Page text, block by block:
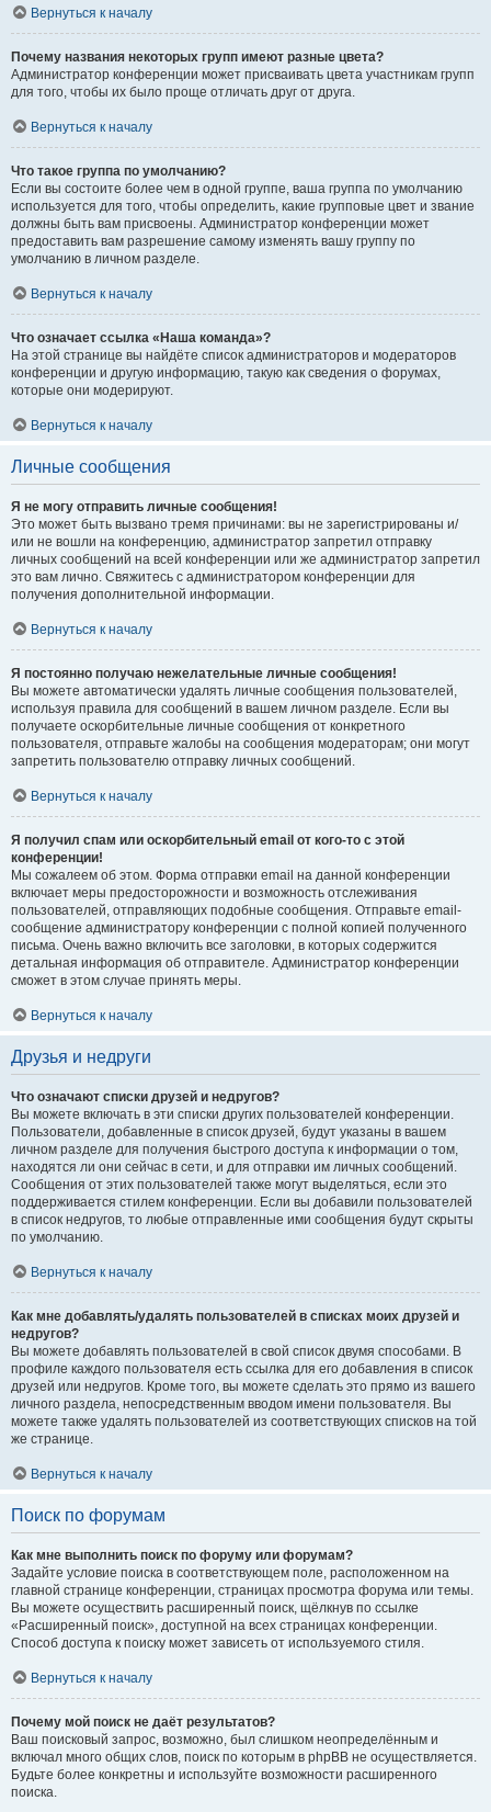
Вернуться к началу
Почему названия некоторых групп имеют разные цвета?
Администратор конференции может присваивать цвета участникам групп
для того, чтобы их было проще отличать друг от друга.
Вернуться к началу
Что такое группа по умолчанию?
Если вы состоите более чем в одной группе, ваша группа по умолчанию
используется для того, чтобы определить, какие групповые цвет и звание
должны быть вам присвоены. Администратор конференции может
предоставить вам разрешение самому изменять вашу группу по
умолчанию в личном разделе.
Вернуться к началу
Что означает ссылка «Наша команда»?
На этой странице вы найдёте список администраторов и модераторов
конференции и другую информацию, такую как сведения о форумах,
которые они модерируют.
Вернуться к началу
Личные сообщения
Я не могу отправить личные сообщения!
Это может быть вызвано тремя причинами: вы не зарегистрированы и/
или не вошли на конференцию, администратор запретил отправку
личных сообщений на всей конференции или же администратор запретил
это вам лично. Свяжитесь с администратором конференции для
получения дополнительной информации.
Вернуться к началу
Я постоянно получаю нежелательные личные сообщения!
Вы можете автоматически удалять личные сообщения пользователей,
используя правила для сообщений в вашем личном разделе. Если вы
получаете оскорбительные личные сообщения от конкретного
пользователя, отправьте жалобы на сообщения модераторам; они могут
запретить пользователю отправку личных сообщений.
Вернуться к началу
Я получил спам или оскорбительный email от кого-то с этой
конференции!
Мы сожалеем об этом. Форма отправки email на данной конференции
включает меры предосторожности и возможность отслеживания
пользователей, отправляющих подобные сообщения. Отправьте email-
сообщение администратору конференции с полной копией полученного
письма. Очень важно включить все заголовки, в которых содержится
детальная информация об отправителе. Администратор конференции
сможет в этом случае принять меры.
Вернуться к началу
Друзья и недруги
Что означают списки друзей и недругов?
Вы можете включать в эти списки других пользователей конференции.
Пользователи, добавленные в список друзей, будут указаны в вашем
личном разделе для получения быстрого доступа к информации о том,
находятся ли они сейчас в сети, и для отправки им личных сообщений.
Сообщения от этих пользователей также могут выделяться, если это
поддерживается стилем конференции. Если вы добавили пользователей
в список недругов, то любые отправленные ими сообщения будут скрыты
по умолчанию.
Вернуться к началу
Как мне добавлять/удалять пользователей в списках моих друзей и
недругов?
Вы можете добавлять пользователей в свой список двумя способами. В
профиле каждого пользователя есть ссылка для его добавления в список
друзей или недругов. Кроме того, вы можете сделать это прямо из вашего
личного раздела, непосредственным вводом имени пользователя. Вы
можете также удалять пользователей из соответствующих списков на той
же странице.
Вернуться к началу
Поиск по форумам
Как мне выполнить поиск по форуму или форумам?
Задайте условие поиска в соответствующем поле, расположенном на
главной странице конференции, страницах просмотра форума или темы.
Вы можете осуществить расширенный поиск, щёлкнув по ссылке
«Расширенный поиск», доступной на всех страницах конференции.
Способ доступа к поиску может зависеть от используемого стиля.
Вернуться к началу
Почему мой поиск не даёт результатов?
Ваш поисковый запрос, возможно, был слишком неопределённым и
включал много общих слов, поиск по которым в phpBB не осуществляется.
Будьте более конкретны и используйте возможности расширенного
поиска.